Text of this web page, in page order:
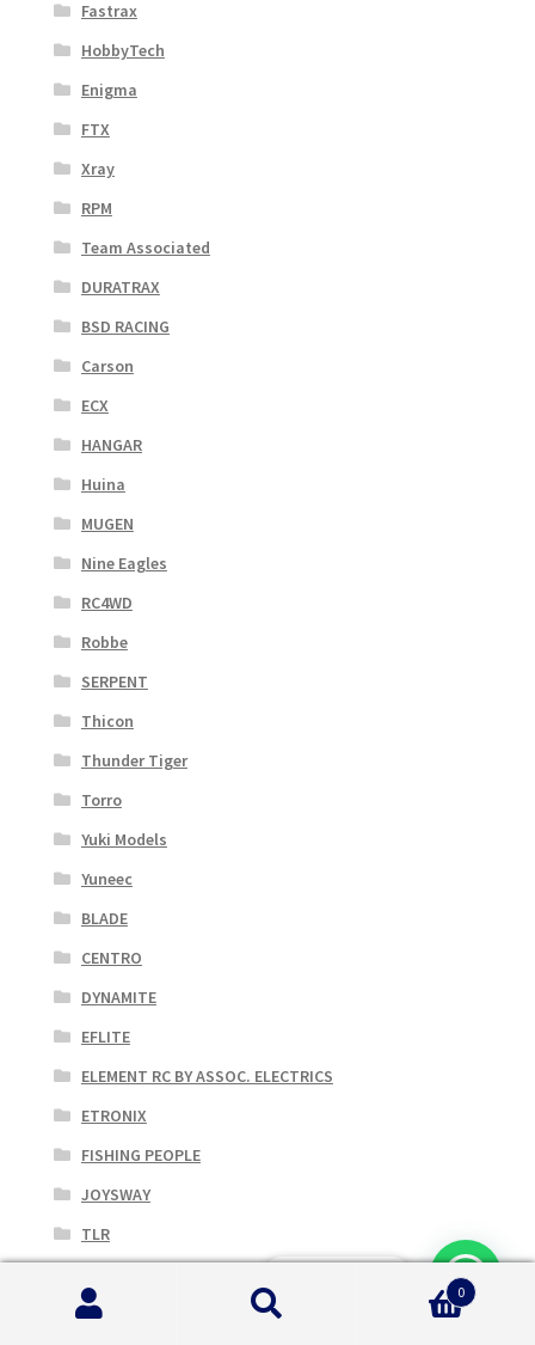
Fastrax
HobbyTech
Enigma
FTX
Xray
RPM
Team Associated
DURATRAX
BSD RACING
Carson
ECX
HANGAR
Huina
MUGEN
Nine Eagles
RC4WD
Robbe
SERPENT
Thicon
Thunder Tiger
Torro
Yuki Models
Yuneec
BLADE
CENTRO
DYNAMITE
EFLITE
ELEMENT RC BY ASSOC. ELECTRICS
ETRONIX
FISHING PEOPLE
JOYSWAY
TLR
Elettronica
0